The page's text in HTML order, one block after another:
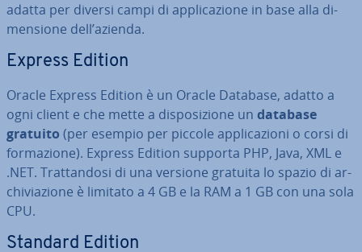
adatta per diversi campi di ap­pli­ca­zio­ne in base alla di­
men­sio­ne dell’azienda.
Express Edition
Oracle Express Edition è un Oracle Database, adatto a
ogni client e che mette a di­spo­si­zio­ne un database
gratuito (per esempio per piccole ap­pli­ca­zio­ni o corsi di
for­ma­zio­ne). Express Edition supporta PHP, Java, XML e
.NET. Trat­tan­do­si di una versione gratuita lo spazio di ar­
chi­via­zio­ne è limitato a 4 GB e la RAM a 1 GB con una sola
CPU.
Standard Edition